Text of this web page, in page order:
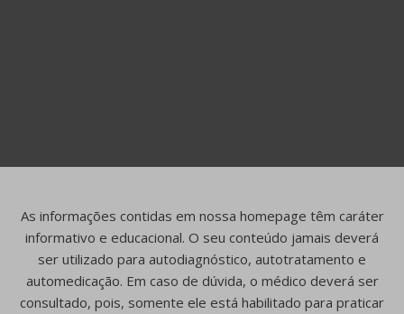
As informações contidas em nossa homepage têm caráter
informativo e educacional. O seu conteúdo jamais deverá
ser utilizado para autodiagnóstico, autotratamento e
automedicação. Em caso de dúvida, o médico deverá ser
consultado, pois, somente ele está habilitado para praticar